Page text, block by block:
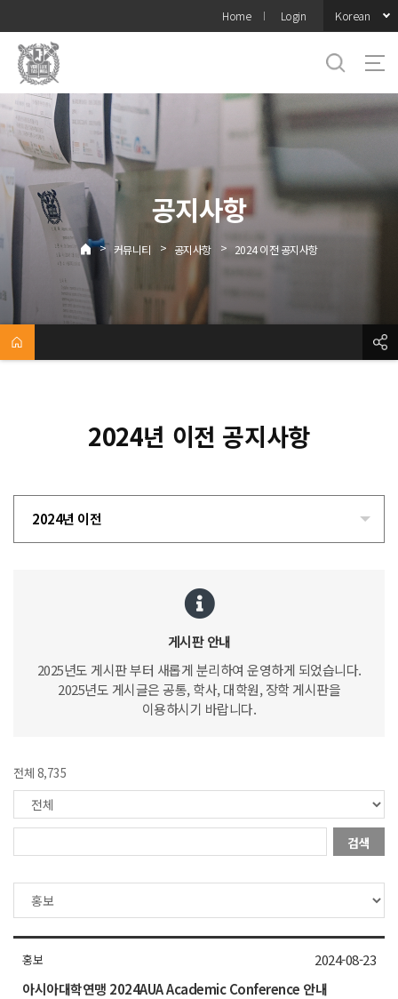
메뉴
Home Login Korean
공지사항
> 커뮤니티 > 공지사항 > 2024 이전 공지사항
2024년 이전 공지사항
2024년 이전
게시판 안내
2025년도 게시판 부터 새롭게 분리하여 운영하게 되었습니다.
2025년도 게시글은 공통, 학사, 대학원, 장학 게시판을
이용하시기 바랍니다.
전체 8,735
검색
홍보
아시아대학연맹 2024AUA Academic Conference 안내
2024-08-23